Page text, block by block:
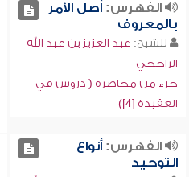
الفهرس:أصل الأمر
بالمعروف
للشيخ: عبد العزيز بن عبد الله
الراجحي
جزء من محاضرة ( دروس في
العقيدة [4])
الفهرس:أنواع
التوحيد